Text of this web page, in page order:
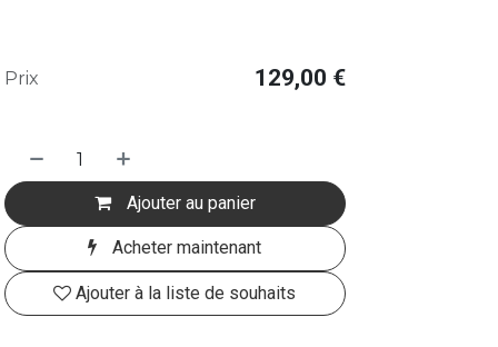
Ajouter au panier
Acheter maintenant
Ajouter à la liste de souhaits
Prix 129,00 €